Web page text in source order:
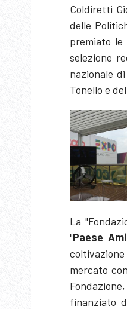
Coldiretti
delle
premiato
selezione
nazionale
Tonello e
La
"Paese
mercato
Fondazione,
finanziato